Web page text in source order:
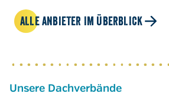
ALLE ANBIETER IM ÜBERBLICK